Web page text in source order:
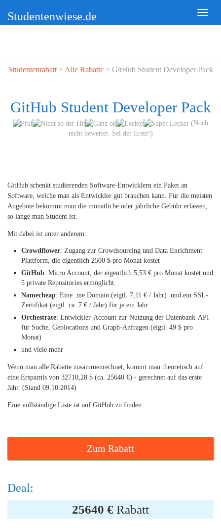
Studentenwiese.de
Studentenrabatt> Alle Rabatte> GitHub Student Developer Pack
GitHub Student Developer Pack
(Noch
nicht bewertet. Sei der Erste!)
GitHub schenkt studierenden Software-Entwicklern ein Paket an
Software, welche man als Entwickler gut brauchen kann. Für die meisten
Angebote bekommt man die monatliche oder jährliche Gebühr erlassen,
so lange man Student ist.
Mit dabei ist unter anderem:
Crowdflower: Zugang zur Crowdsourcing und Data Enrichment
Plattform, die eigentlich 2500 $ pro Monat kostet
GitHub: Micro Account, der eigentlich 5,53 € pro Monat kostet und
5 private Repositories ermöglicht.
Namecheap: Eine .me Domain (eigtl. 7,11 € / Jahr) und ein SSL-
Zertifikat (eigtl. ca. 7 € / Jahr) für je ein Jahr
Orchestrate: Entwickler-Account zur Nutzung der Datenbank-API
für Suche, Geolocations und Graph-Anfragen (eigtl. 49 $ pro
Monat)
und viele mehr
Wenn man alle Rabatte zusammenrechnet, kommt man theoretisch auf
eine Ersparnis von 32710,28 $ (ca. 25640 €) - gerechnet auf das erste
Jahr. (Stand 09.10.2014)
Eine vollständige Liste ist auf GitHub zu finden.
Zum Rabatt
Deal:
25640 € Rabatt